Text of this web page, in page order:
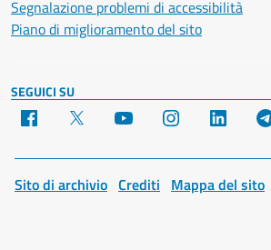
Segnalazione problemi di accessibilità
Piano di miglioramento del sito
SEGUICI SU
Facebook YouTube Instagram
Sito di archivio Crediti Mappa del sito